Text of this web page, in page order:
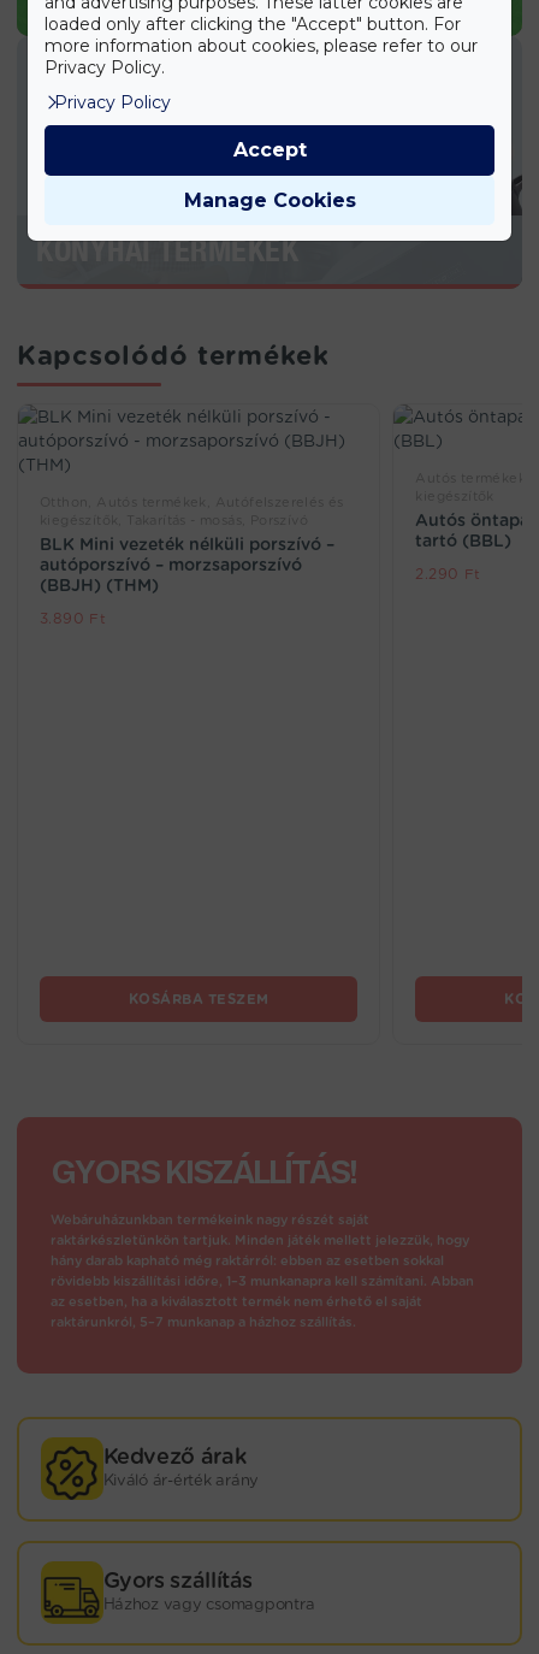
KONYHAI TERMÉKEK
Kapcsolódó termékek
BLK Mini vezeték nélküli porszívó –
autóporszívó – morzsaporszívó
(BBJH) (THM)
3.890 Ft
KOSÁRBA TESZEM
Autós
tartó (BBL)
2.290 Ft
GYORS KISZÁLLÍTÁS!
Webáruházunkban termékeink nagy részét saját
raktárkészletünkön tartjuk. Minden játék mellett jelezzük, hogy
hány darab kapható még raktárról: ebben az esetben sokkal
rövidebb kiszállítási időre, 1–3 munkanapra kell számítani. Abban
az esetben, ha a kiválasztott termék nem érhető el saját
raktárunkról, 5–7 munkanap a házhoz szállítás.
Kedvező árak
Kiváló ár-érték arány
Gyors szállítás
Házhoz vagy csomagpontra
loaded only after clicking the "Accept" button. For
more information about cookies, please refer to our
Privacy Policy.
Privacy Policy
Manage Cookies
Accept